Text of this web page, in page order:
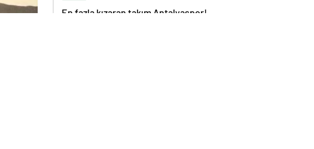
En fazla kızaran takım Antalyaspor!